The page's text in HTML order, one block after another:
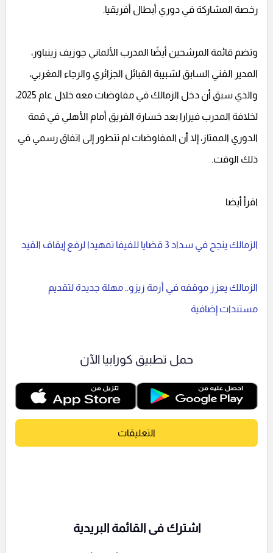
رخصة المشاركة في دوري أبطال أفريقيا.
وتضم قائمة المرشحين أيضًا المدرب الألماني جوزيف زينباور،
المدير الفني السابق لشبيبة القبائل الجزائري والرجاء المغربي،
والذي سبق أن دخل الزمالك في مفاوضات معه خلال عام 2025،
لخلافة المدرب فيرارا بعد خسارة الفريق أمام الأهلي في قمة
الدوري الممتاز، إلا أن المفاوضات لم تتطور إلى اتفاق رسمي في
ذلك الوقت.
اقرأ أيضا
الزمالك ينجح في سداد 3 قضايا للفيفا تمهيدا لرفع إيقاف القيد
الزمالك يعزز موقفه في أزمة زيزو.. مهلة جديدة لتقديم
مستندات إضافية
حمل تطبيق كورابيا الآن
التعليقات
اشترك فى القائمة البريدية